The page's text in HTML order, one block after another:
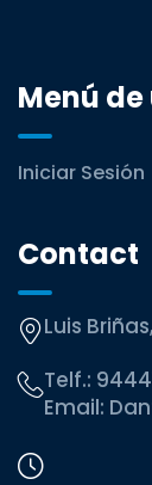
Menú
Iniciar Sesión
Contact
Luis
Telf.:
Email: